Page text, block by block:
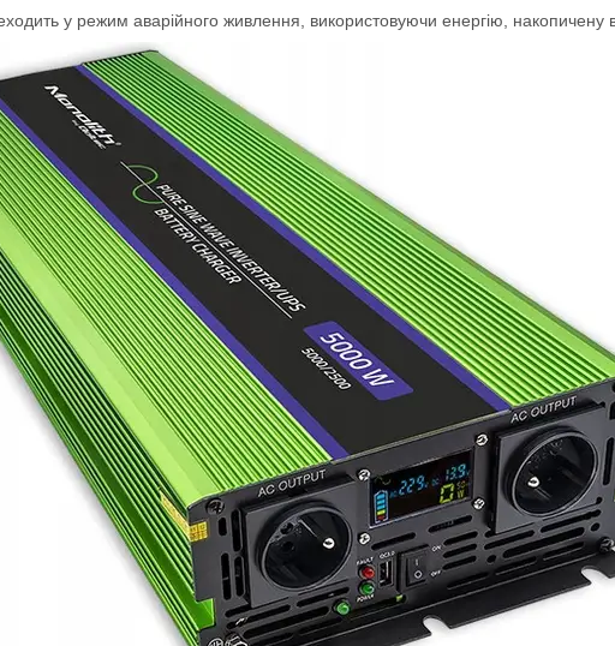
у режим аварійного живлення, використовуючи енергію, накопичену